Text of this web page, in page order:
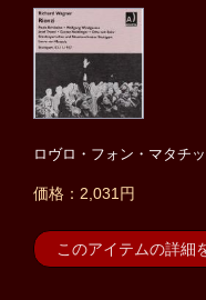
ロヴロ・フォン・マタチ
価格：2,031円
このアイテムの詳細